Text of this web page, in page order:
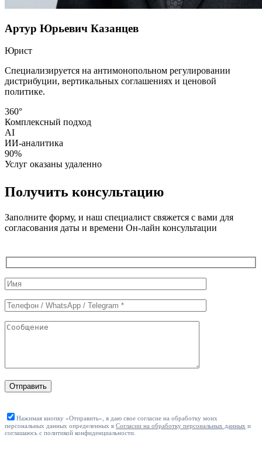
Артур Юрьевич Казанцев
Юрист
Специализируется на антимонопольном регулировании
дистрибуции, вертикальных соглашениях и ценовой
политике.
360°
Комплексный подход
AI
ИИ-аналитика
90%
Услуг оказаны удаленно
Получить консультацию
Заполните форму, и наш специалист свяжется с вами для
согласования даты и времени Он-лайн консультации
Служебные
поля
формы
Отправить
Нажимая кнопку «Отправить», я даю свое согласие на обработку моих
персональных данных определенных в Согласии на обработку персональных данных и
соглашаюсь с политикой конфиденциальности.